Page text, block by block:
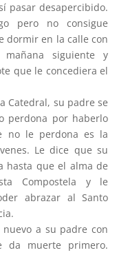
pasar desapercibido.
pero no consigue
dormir en la calle con
siguiente y
que le concediera el
Catedral, su padre se
perdona por haberlo
no le perdona es la
Le dice que su
hasta que el alma de
Compostela y le
abrazar al Santo
a su padre con
da muerte primero.